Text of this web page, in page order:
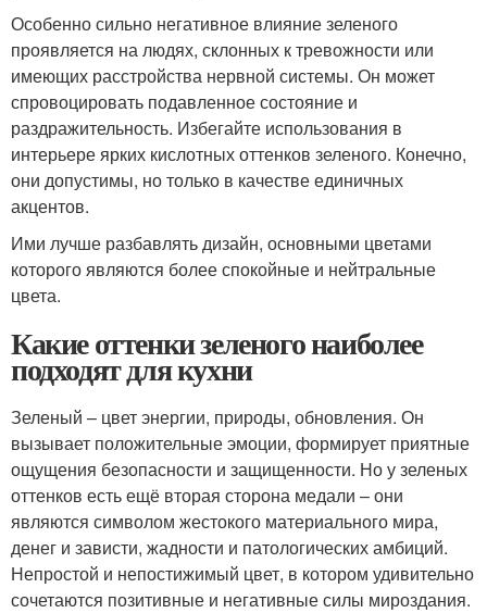
Особенно сильно негативное влияние зеленого
проявляется на людях, склонных к тревожности или
имеющих расстройства нервной системы. Он может
спровоцировать подавленное состояние и
раздражительность. Избегайте использования в
интерьере ярких кислотных оттенков зеленого. Конечно,
они допустимы, но только в качестве единичных
акцентов.
Ими лучше разбавлять дизайн, основными цветами
которого являются более спокойные и нейтральные
цвета.
Какие оттенки зеленого наиболее
подходят для кухни
Зеленый – цвет энергии, природы, обновления. Он
вызывает положительные эмоции, формирует приятные
ощущения безопасности и защищенности. Но у зеленых
оттенков есть ещё вторая сторона медали – они
являются символом жестокого материального мира,
денег и зависти, жадности и патологических амбиций.
Непростой и непостижимый цвет, в котором удивительно
сочетаются позитивные и негативные силы мироздания.